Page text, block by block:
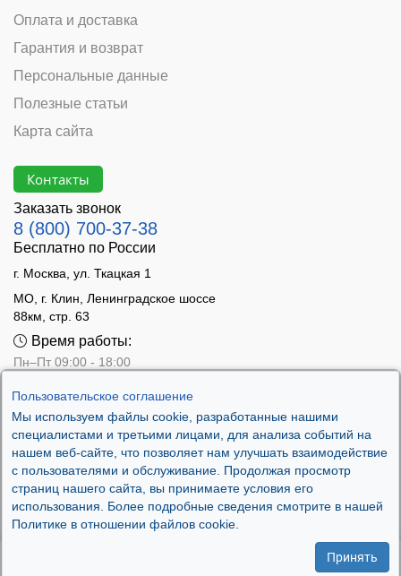
Пользовательское соглашение
Мы используем файлы cookie, разработанные нашими
специалистами и третьими лицами, для анализа событий на
нашем веб-сайте, что позволяет нам улучшать взаимодействие
с пользователями и обслуживание. Продолжая просмотр
страниц нашего сайта, вы принимаете условия его
использования. Более подробные сведения смотрите в нашей
Политике в отношении файлов cookie.
Принять
Оплата и доставка
Гарантия и возврат
Персональные данные
Полезные статьи
Карта сайта
Контакты
Заказать звонок
8 (800) 700-37-38
Бесплатно по России
г. Москва, ул. Ткацкая 1
МО, г. Клин, Ленинградское шоссе
88км, стр. 63
Время работы:
Пн–Пт 09:00 - 18:00
Вс - выходной